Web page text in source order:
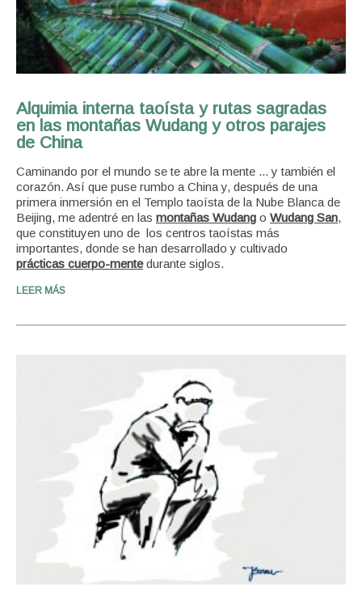
Alquimia interna taoísta y rutas sagradas
en las montañas Wudang y otros parajes
de China
Caminando por el mundo se te abre la mente ... y también el
corazón. Así que puse rumbo a China y, después de una
primera inmersión en el Templo taoísta de la Nube Blanca de
Beijing, me adentré en las montañas Wudang o Wudang San,
que constituyen uno de los centros taoístas más
importantes, donde se han desarrollado y cultivado
prácticas cuerpo-mentedurante siglos.
LEER MÁS